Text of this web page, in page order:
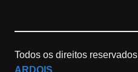
t T
Todos os direitos reservados |
ARDOIS